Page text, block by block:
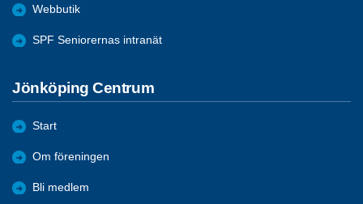
Webbutik
SPF Seniorernas intranät
Jönköping Centrum
Start
Om föreningen
Bli medlem